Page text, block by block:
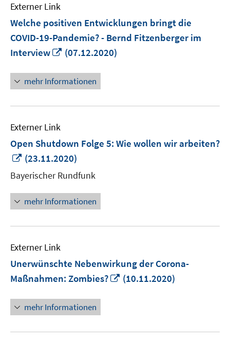
Externer Link
Welche positiven Entwicklungen bringt die
COVID-19-Pandemie? - Bernd Fitzenberger im
Interview
In
Fenster
öffnen
(07.12.2020)
mehr Informationen
Externer Link
Open Shutdown Folge 5: Wie wollen wir arbeiten?
In
neuem
Fenster
öffnen
(23.11.2020)
Bayerischer Rundfunk
mehr Informationen
Externer Link
Unerwünschte Nebenwirkung der Corona-
Maßnahmen: Zombies?
In
(10.11.2020)
mehr Informationen